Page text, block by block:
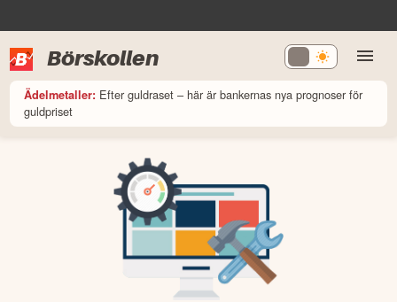
Börskollen
Ädelmetaller: Efter guldraset – här är bankernas nya prognoser för
guldpriset